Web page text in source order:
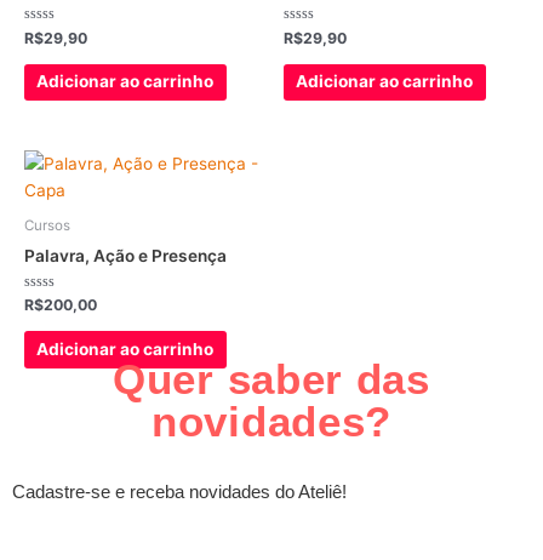
Avaliação
0
de
R$29,90
Adicionar ao carrinho
Avaliação
0
de
R$29,90
Adicionar ao carrinho
Cursos
Palavra, Ação e Presença
Avaliação
de
R$200,00
Adicionar ao carrinho
Quer saber das
novidades?
Cadastre-se e receba novidades do Ateliê!